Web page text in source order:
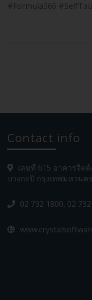
#Formula366
Contact info
เลขที่ 615 อาคารจิต
บางกะปิ กรุงเทพมหานค
02 732 1800, 02